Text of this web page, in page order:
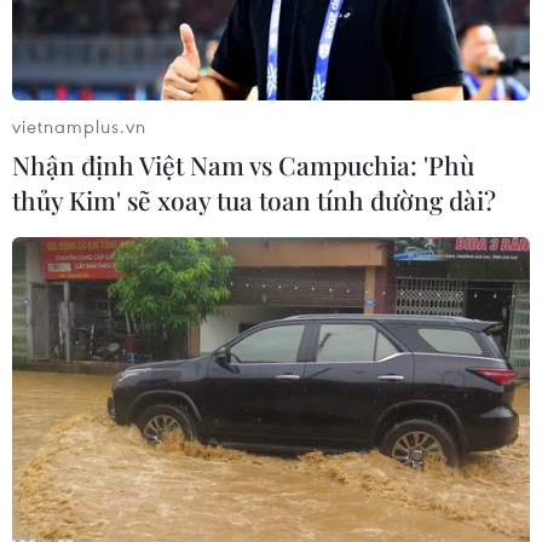
Nhiều tảng đá có kích thước, khối lượng lớn từ vách ta-luy
dương đổ sập xuống, chiếm hết lòng đường khiến giao thông bị
tê liệt, công tác giải phóng hiện trường gặp nhiều khó khăn.
(Ảnh: Xuân Tiến/TTXVN)
Rạng sáng 13/1, sự cố sạt lở đã xảy ra tại phân
vietnamplus.vn
Nhận định Việt Nam vs Campuchia: 'Phù
thủy Kim' sẽ xoay tua toan tính đường dài?